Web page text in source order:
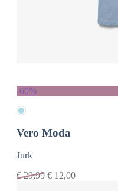
-60%
Vero Moda
Jurk
€29,99 € 12,00